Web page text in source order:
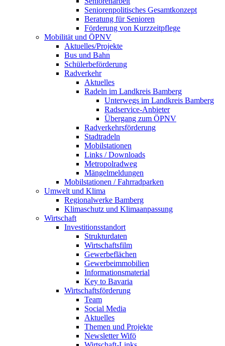
Seniorenpolitisches Gesamtkonzept
Beratung für Senioren
Förderung von Kurzzeitpflege
Mobilität und ÖPNV
Aktuelles/Projekte
Bus und Bahn
Schülerbeförderung
Radverkehr
Aktuelles
Radeln im Landkreis Bamberg
Unterwegs im Landkreis Bamberg
Radservice-Anbieter
Übergang zum ÖPNV
Radverkehrsförderung
Stadtradeln
Mobilstationen
Links / Downloads
Metropolradweg
Mängelmeldungen
Mobilstationen / Fahrradparken
Umwelt und Klima
Regionalwerke Bamberg
Klimaschutz und Klimaanpassung
Wirtschaft
Investitionsstandort
Strukturdaten
Wirtschaftsfilm
Gewerbeflächen
Gewerbeimmobilien
Informationsmaterial
Key to Bavaria
Wirtschaftsförderung
Team
Social Media
Aktuelles
Themen und Projekte
Newsletter Wifö